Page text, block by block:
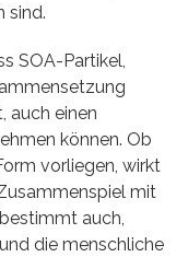
sind.
SOA-Partikel,
auch einen
können. Ob
vorliegen, wirkt
mit
auch,
die menschliche